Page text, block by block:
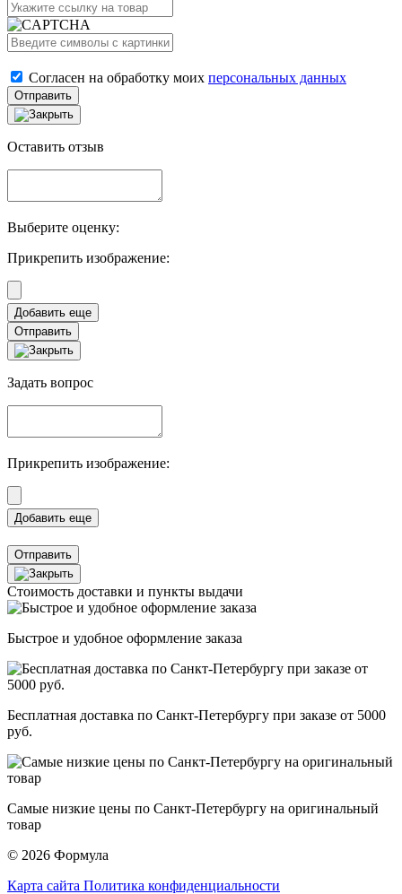
Согласен на обработку моих персональных данных
Отправить
Оставить отзыв
Выберите оценку:
Прикрепить изображение:
Отправить
Задать вопрос
Прикрепить изображение:
Отправить
Стоимость доставки и пункты выдачи
Быстрое и удобное оформление заказа
Бесплатная доставка по Санкт-Петербургу при заказе от 5000
руб.
Самые низкие цены по Санкт-Петербургу на оригинальный
товар
© 2026 Формула
Карта сайта Политика конфиденциальности